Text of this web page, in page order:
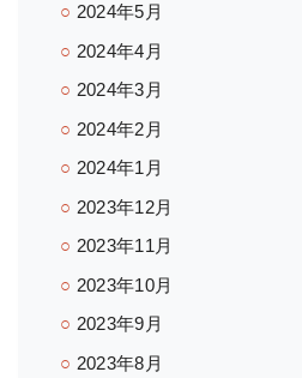
2024年5月
2024年4月
2024年3月
2024年2月
2024年1月
2023年12月
2023年11月
2023年10月
2023年9月
2023年8月